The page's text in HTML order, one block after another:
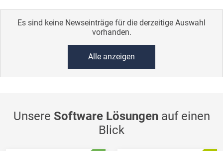
Es sind keine Newseinträge für die derzeitige Auswahl
vorhanden.
Alle anzeigen
Unsere Software Lösungenauf einen
Blick